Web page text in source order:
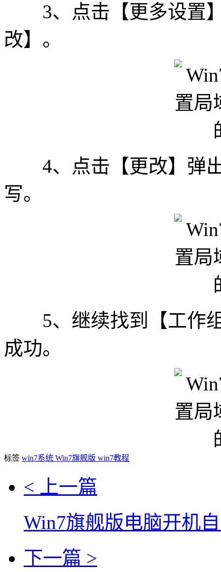
3、点击【更多设置】
改】。
4、点击【更改】弹出
写。
5、继续找到【工作组
成功。
标签 win7系统 Win7旗舰版 win7教程
< 上一篇
Win7旗舰版电脑开机
下一篇 >